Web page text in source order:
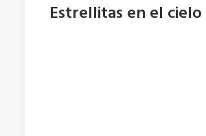
Estrellitas en el cielo